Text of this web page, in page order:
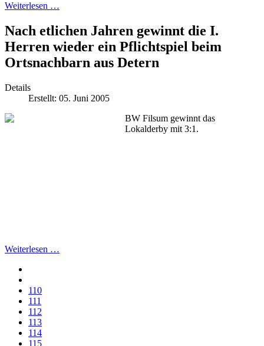
Weiterlesen …
Nach etlichen Jahren gewinnt die I.
Herren wieder ein Pflichtspiel beim
Ortsnachbarn aus Detern
Details
Erstellt: 05. Juni 2005
BW Filsum gewinnt das
Lokalderby mit 3:1.
Weiterlesen …
110
111
112
113
114
115